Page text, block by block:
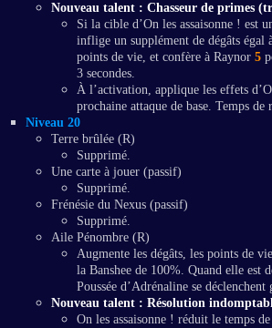
Nouveau talent : Chasseur de primes
Si la cible d’On les assaisonne ! est
inflige un supplément de dégâts égal
points de vie, et confère à Raynor 5
3 secondes.
À l’activation, applique les effets
prochaine attaque de base. Temps de
Niveau 20
Terre brûlée (R)
Supprimé.
Une carte à jouer (passif)
Supprimé.
Frénésie du Nexus (passif)
Supprimé.
Aile Pénombre (R)
Augmente les dégâts, les points de
la Banshee de 100%. Quand elle est
Poussée d’Adrénaline se déclenchent
Nouveau talent : Résolution
On les assaisonne ! réduit le temps